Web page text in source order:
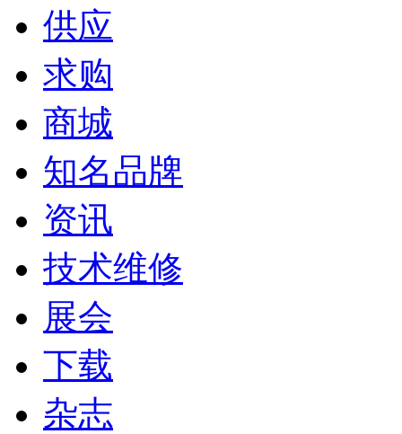
供应
求购
商城
知名品牌
资讯
技术维修
展会
下载
杂志